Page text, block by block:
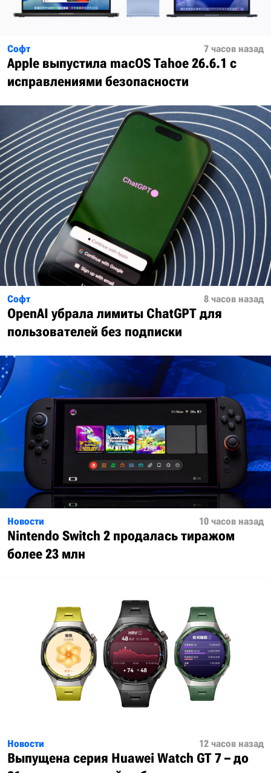
Софт 7 часов назад
Apple выпустила macOS Tahoe 26.6.1 с
исправлениями безопасности
Софт 8 часов назад
OpenAI убрала лимиты ChatGPT для
пользователей без подписки
Новости 10 часов назад
Nintendo Switch 2 продалась тиражом
более 23 млн
Новости 12 часов назад
Выпущена серия Huawei Watch GT 7 – до